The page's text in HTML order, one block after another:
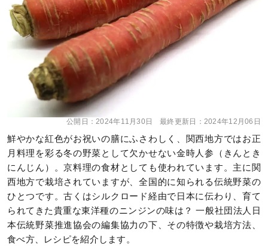
公開日：2024年11月30日 最終更新日： 2024年12月06日
鮮やかな紅色がお祝いの膳にふさわしく、関西地方ではお正
月料理を彩る冬の野菜として欠かせない金時人参（きんとき
にんじん）。京料理の食材としても使われています。主に関
西地方で栽培されていますが、全国的に知られる伝統野菜の
ひとつです。古くはシルクロード経由で日本に伝わり、育て
られてきた貴重な東洋種のニンジンの味は？ 一般社団法人日
本伝統野菜推進協会の編集協力の下、その特徴や栽培方法、
食べ方、レシピを紹介します。